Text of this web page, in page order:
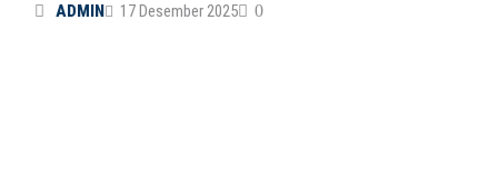
ADMIN 17 Desember 2025 0